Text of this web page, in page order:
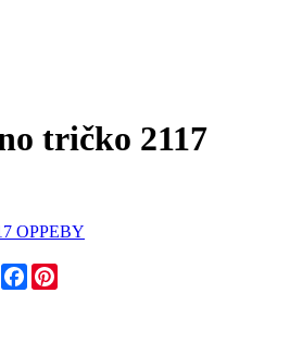
tričko 2117
Facebook